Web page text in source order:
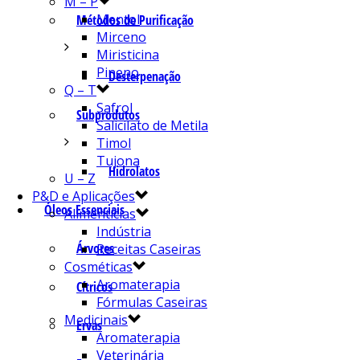
Métodos de Purificação
Desterpenação
Subprodutos
Hidrolatos
Óleos Essenciais
Árvores
Cítricos
Ervas
Mentol
Mirceno
Miristicina
Pineno
Q – T
Safrol
Salicilato de Metila
Timol
Tujona
U – Z
P&D e Aplicações
Alimentícias
Indústria
Receitas Caseiras
Cosméticas
Aromaterapia
Fórmulas Caseiras
Medicinais
Aromaterapia
Veterinária